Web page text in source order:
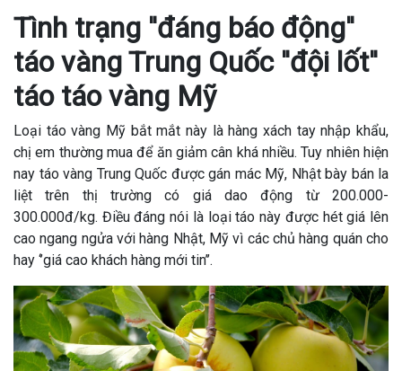
Tình trạng ''đáng báo động''
táo vàng Trung Quốc ''đội lốt''
táo táo vàng Mỹ
Loại táo vàng Mỹ bắt mắt này là hàng xách tay nhập khẩu,
chị em thường mua để ăn giảm cân khá nhiều. Tuy nhiên hiện
nay táo vàng Trung Quốc được gán mác Mỹ, Nhật bày bán la
liệt trên thị trường có giá dao động từ 200.000-
300.000đ/kg. Điều đáng nói là loại táo này được hét giá lên
cao ngang ngửa với hàng Nhật, Mỹ vì các chủ hàng quán cho
hay ‘’giá cao khách hàng mới tin’’.